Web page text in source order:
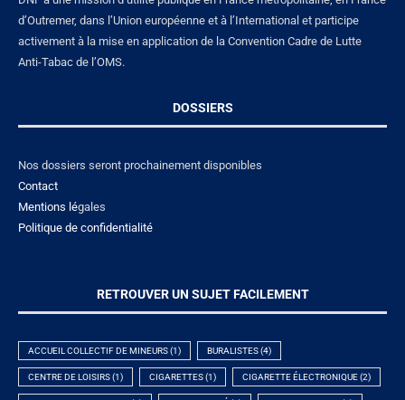
d’Outremer, dans l’Union européenne et à l’International et participe
activement à la mise en application de la Convention Cadre de Lutte
Anti-Tabac de l’OMS.
DOSSIERS
Nos dossiers seront prochainement disponibles
Contact
Mentions légales
Politique de confidentialité
RETROUVER UN SUJET FACILEMENT
ACCUEIL COLLECTIF DE MINEURS(1) BURALISTES(4)
CENTRE DE LOISIRS(1) CIGARETTES(1) CIGARETTE ÉLECTRONIQUE(2)